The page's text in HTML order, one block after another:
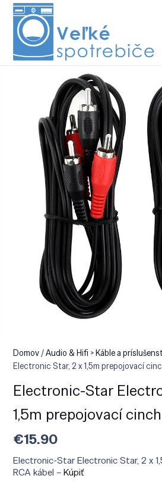
Domov/Audio & Hifi > Káble a
Electronic Star, 2 x 1,5m prepojovací
Electronic-Star
1,5m prepojovací
€15.90
Electronic-Star Electronic Star, 2 x
RCA kábel –Kúpiť